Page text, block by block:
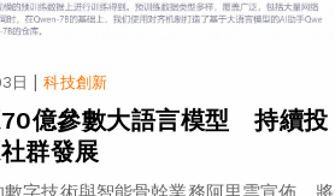
日 | 科技創新
70億參數大語言模型 持續投
群發展